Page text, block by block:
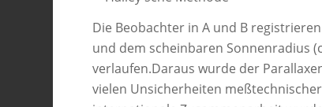
Die Beobachter in A und B
und dem scheinbaren Sonnenradius
verlaufen.Daraus wurde der
vielen Unsicherheiten